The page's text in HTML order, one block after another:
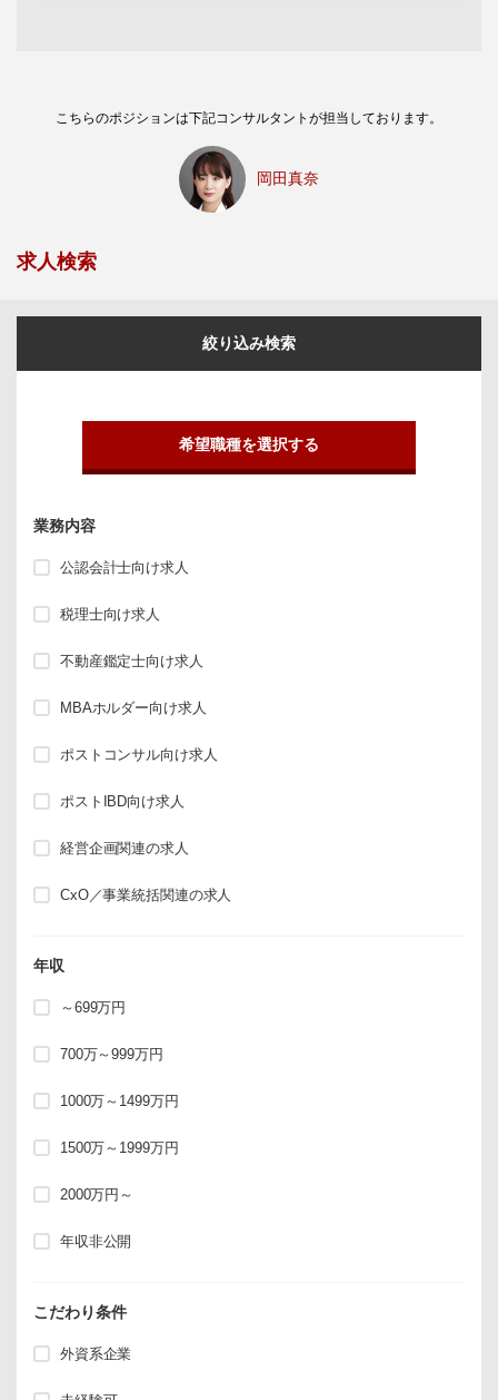
こちらのポジションは下記コンサルタントが担当しております。
岡田真奈
求人検索
絞り込み検索
希望職種を選択する
業務内容
公認会計士向け求人
税理士向け求人
不動産鑑定士向け求人
MBAホルダー向け求人
ポストコンサル向け求人
ポストIBD向け求人
経営企画関連の求人
CxO／事業統括関連の求人
年収
～699万円
700万～999万円
1000万～1499万円
1500万～1999万円
2000万円～
年収非公開
こだわり条件
外資系企業